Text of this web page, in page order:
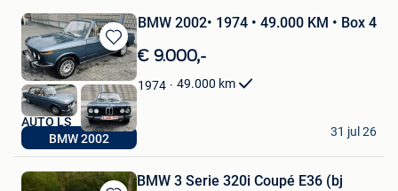
Favorieten
Bewaren
in
Mijn
Favorieten
BMW 2002
BMW 2002• 1974 • 49.000 KM • Box 4
€ 9.000,-
1974 49.000 km
AUTO LS
Erembodegem
31 jul 26
BMW 3 Serie 320i Coupé E36 (bj